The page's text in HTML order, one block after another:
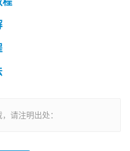
请注明出处：